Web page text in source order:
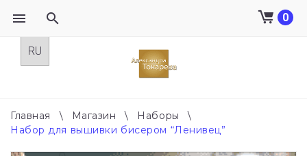
0
Главная \ Магазин \ Наборы
\
Набор для вышивки бисером “Ленивец”